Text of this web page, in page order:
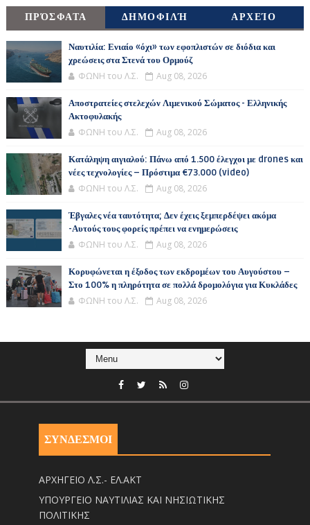
ΠΡΌΣΦΑΤΑ ΔΗΜΟΦΙΛΉ ΑΡΧΕΊΟ
Ναυτιλία: Ενιαίο «όχι» των εφοπλιστών σε διόδια και
χρεώσεις στα Στενά του Ορμούζ
ΦΩΝΗ του Λ.Σ. Aug 08, 2026
Αποστρατείες στελεχών Λιμενικού Σώματος - Ελληνικής
Ακτοφυλακής
ΦΩΝΗ του Λ.Σ. Aug 08, 2026
Κατάληψη αιγιαλού: Πάνω από 1.500 έλεγχοι με drones και
νέες τεχνολογίες – Πρόστιμα €73.000 (video)
ΦΩΝΗ του Λ.Σ. Aug 08, 2026
Έβγαλες νέα ταυτότητα; Δεν έχεις ξεμπερδέψει ακόμα
-Αυτούς τους φορείς πρέπει να ενημερώσεις
ΦΩΝΗ του Λ.Σ. Aug 08, 2026
Κορυφώνεται η έξοδος των εκδρομέων του Αυγούστου –
Στο 100% η πληρότητα σε πολλά δρομολόγια για Κυκλάδες
ΦΩΝΗ του Λ.Σ. Aug 08, 2026
ΣΥΝΔΕΣΜΟΙ
ΑΡΧΗΓΕΙΟ Λ.Σ.- ΕΛ.ΑΚΤ
ΥΠΟΥΡΓΕΙΟ ΝΑΥΤΙΛΙΑΣ ΚΑΙ ΝΗΣΙΩΤΙΚΗΣ
ΠΟΛΙΤΙΚΗΣ